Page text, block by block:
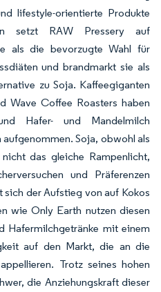
lifestyle-orientierte Produkte
setzt RAW Pressery auf
als die bevorzugte Wahl für
und brandmarkt sie als
zu Soja. Kaffeegiganten
Wave Coffee Roasters haben
Hafer- und Mandelmilch
Soja, obwohl als
das gleiche Rampenlicht,
und Präferenzen
der Aufstieg von auf Kokos
wie Only Earth nutzen diesen
Hafermilchgetränke mit einem
auf den Markt, die an die
Trotz seines hohen
die Anziehungskraft dieser